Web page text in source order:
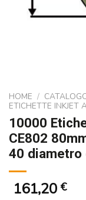
HOME /
ETICHETTE INKJET
10000
CE802
40 diametro
161,20€